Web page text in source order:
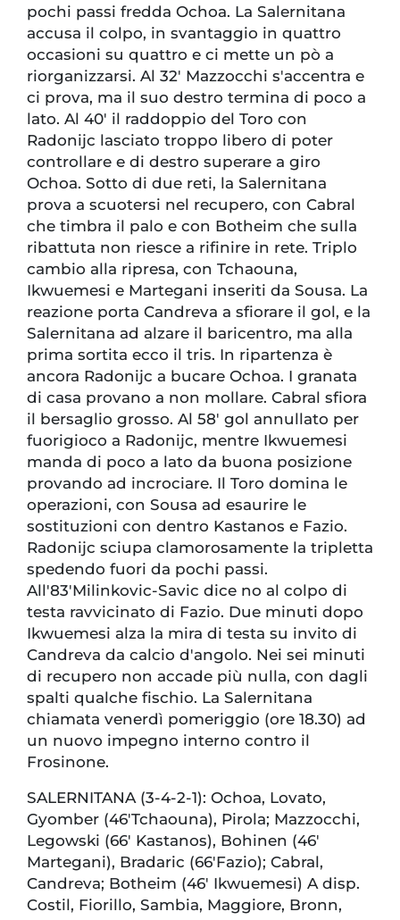
pochi passi fredda Ochoa. La Salernitana
accusa il colpo, in svantaggio in quattro
occasioni su quattro e ci mette un pò a
riorganizzarsi. Al 32' Mazzocchi s'accentra e
ci prova, ma il suo destro termina di poco a
lato. Al 40' il raddoppio del Toro con
Radonijc lasciato troppo libero di poter
controllare e di destro superare a giro
Ochoa. Sotto di due reti, la Salernitana
prova a scuotersi nel recupero, con Cabral
che timbra il palo e con Botheim che sulla
ribattuta non riesce a rifinire in rete. Triplo
cambio alla ripresa, con Tchaouna,
Ikwuemesi e Martegani inseriti da Sousa. La
reazione porta Candreva a sfiorare il gol, e la
Salernitana ad alzare il baricentro, ma alla
prima sortita ecco il tris. In ripartenza è
ancora Radonijc a bucare Ochoa. I granata
di casa provano a non mollare. Cabral sfiora
il bersaglio grosso. Al 58' gol annullato per
fuorigioco a Radonijc, mentre Ikwuemesi
manda di poco a lato da buona posizione
provando ad incrociare. Il Toro domina le
operazioni, con Sousa ad esaurire le
sostituzioni con dentro Kastanos e Fazio.
Radonijc sciupa clamorosamente la tripletta
spedendo fuori da pochi passi.
All'83'Milinkovic-Savic dice no al colpo di
testa ravvicinato di Fazio. Due minuti dopo
Ikwuemesi alza la mira di testa su invito di
Candreva da calcio d'angolo. Nei sei minuti
di recupero non accade più nulla, con dagli
spalti qualche fischio. La Salernitana
chiamata venerdì pomeriggio (ore 18.30) ad
un nuovo impegno interno contro il
Frosinone.
SALERNITANA (3-4-2-1): Ochoa, Lovato,
Gyomber (46'Tchaouna), Pirola; Mazzocchi,
Legowski (66' Kastanos), Bohinen (46'
Martegani), Bradaric (66'Fazio); Cabral,
Candreva; Botheim (46' Ikwuemesi) A disp.
Costil, Fiorillo, Sambia, Maggiore, Bronn,